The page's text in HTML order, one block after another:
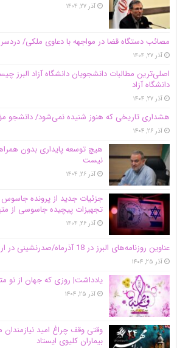
آذر ۲۷, ۱۴۰۴
مصائب دستگاه قضا در مواجهه با دعاوی ملکی/
آذر ۲۷, ۱۴۰۴
اصلی‌ترین مطالبات دانشجویان دانشگاه آزاد
دانشگاه آز‌اد
آذر ۲۷, ۱۴۰۴
هشداری تاریخی که هنوز شنیده نمی‌شود/ دانشجو
آذر ۲۶, ۱۴۰۴
هیچ توسعه پایداری بدون
نیست
آذر ۲۶, ۱۴۰۴
جزئیات جدید از پرونده
تجهیزات پیچیده جاسوسی از
آذر ۲۶, ۱۴۰۴
عناوین روزنامه‌های البرز در ‌18 آذرماه/صدرنشینی در ارائه خدمات زایمان بی‌درد
آذر ۲۵, ۱۴۰۴
یادداشت| روزی که جهان از نو
آذر ۲۵, ۱۴۰۴
وقتی وقف چراغ امید
بیماران کلیوی ایستاد